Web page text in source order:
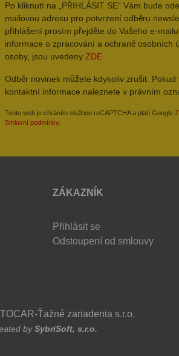
Po kliknutí na „PŘIHLÁSIT SE“ Vám bude
mailovou adresu pro potvrzení odběru
přihlášení prosím přejděte do Vašeho e-
informace o zpracování a ochraně osobních
osoby, jsou uvedeny ZDE
Odběr novinek můžete kdykoliv zrušit.
kontaktní informace naleznete v právním
Tento web je chráněn službou reCAPTCHA a platí Google
Smluvní podmínky.
ZÁKAZNÍK
Přihlásit se
Odstoupení od smlouvy
Ťažné zariadenia s.r.o.
bySybriSoft, s.r.o.